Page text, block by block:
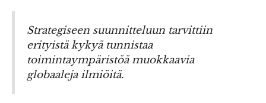
Strategiseen suunnitteluun tarvittiin
erityistä kykyä tunnistaa
toimintaympäristöä muokkaavia
globaaleja ilmiöitä.